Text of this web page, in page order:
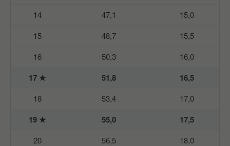
14
47,1
15,0
15
48,7
15,5
16
50,3 16,0
17 ★ 51,8 16,5
18 53,4 17,0
19 ★ 55,0 17,5
20 56,5
18,0